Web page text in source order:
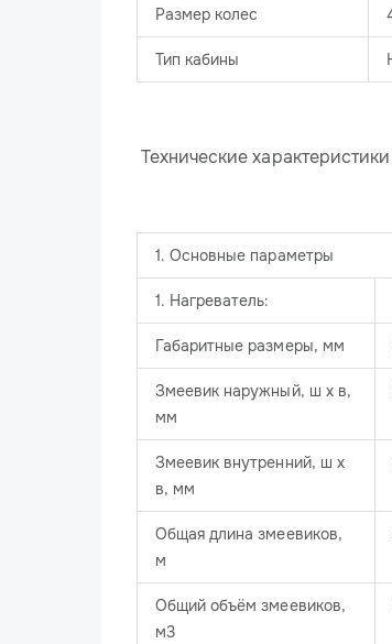
Размер колес
Тип кабины
Технические
1. Основные параметры
1. Нагреватель:
Габаритные размеры, мм
Змеевик наружный, ш х в,
мм
Змеевик внутренний, ш х
в, мм
Общая длина змеевиков,
м
Общий объём змеевиков,
м3